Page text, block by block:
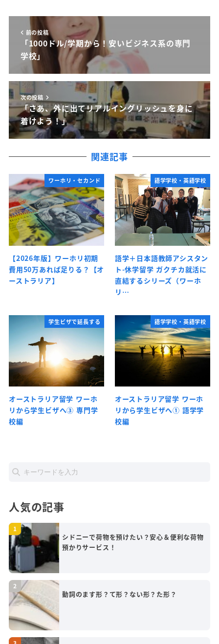
前の投稿
「1000ドル/学期から！安いビジネス系の専門
学校」
次の投稿
「さあ、外に出てリアルイングリッシュを身に
着けよう！」
関連記事
ワーホリ・セカンド
【2026年版】ワーホリ初期
費用50万あれば足りる？【オ
ーストラリア】
語学学校・英語学校
語学＋日本語教師アシスタン
ト-休学留学 ガクチカ就活に
直結するシリーズ（ワーホ
リ…
学生ビザで延長する
オーストラリア留学 ワーホ
リから学生ビザへ③ 専門学
校編
語学学校・英語学校
オーストラリア留学 ワーホ
リから学生ビザへ① 語学学
校編
人気の記事
シドニーで荷物を預けたい？安心＆便利な荷物
預かりサービス！
動詞のます形？て形？ない形？た形？